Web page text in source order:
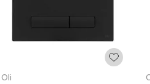
Oli